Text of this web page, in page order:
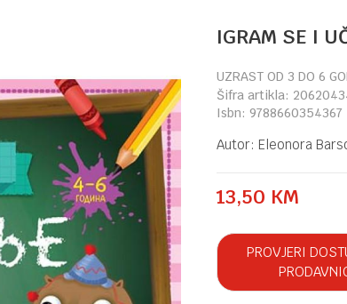
IGRAM SE I
UZRAST OD 3 DO 6
Šifra artikla:
Isbn: 9788660354367
Autor: Eleonora
13,50 KM
PROVJERI